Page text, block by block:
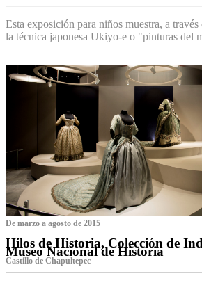
Esta exposición para niños muestra, a través
la técnica japonesa Ukiyo-e o "pinturas del
De marzo a agosto de 2015
Hilos de Historia, Colección de
Museo Nacional de Historia
Castillo de Chapultepec